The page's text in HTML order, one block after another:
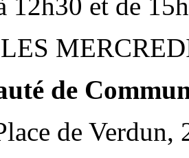
de
de Verdun,